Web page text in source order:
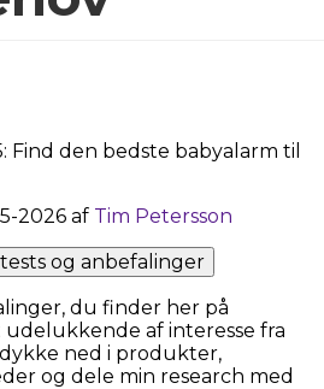
2026 af Tim Petersson
og anbefalinger
du finder her på
udelukkende af interesse fra
ned i produkter,
og dele min research med